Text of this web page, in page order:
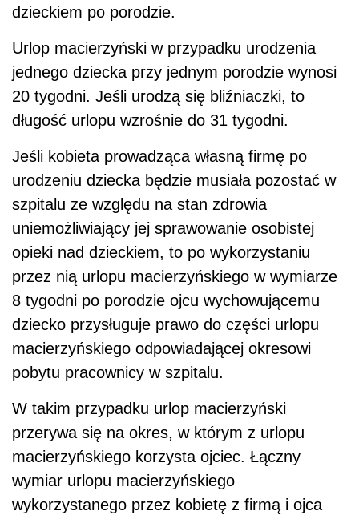
dzieckiem po porodzie.
Urlop macierzyński w przypadku urodzenia
jednego dziecka przy jednym porodzie wynosi
20 tygodni. Jeśli urodzą się bliźniaczki, to
długość urlopu wzrośnie do 31 tygodni.
Jeśli kobieta prowadząca własną firmę po
urodzeniu dziecka będzie musiała pozostać w
szpitalu ze względu na stan zdrowia
uniemożliwiający jej sprawowanie osobistej
opieki nad dzieckiem, to po wykorzystaniu
przez nią urlopu macierzyńskiego w wymiarze
8 tygodni po porodzie ojcu wychowującemu
dziecko przysługuje prawo do części urlopu
macierzyńskiego odpowiadającej okresowi
pobytu pracownicy w szpitalu.
W takim przypadku urlop macierzyński
przerywa się na okres, w którym z urlopu
macierzyńskiego korzysta ojciec. Łączny
wymiar urlopu macierzyńskiego
wykorzystanego przez kobietę z firmą i ojca